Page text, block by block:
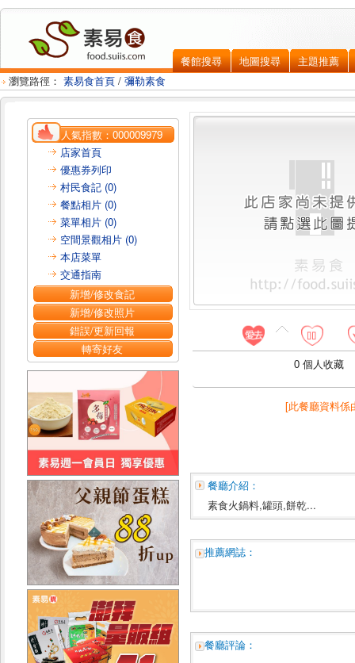
餐館搜尋 地圖搜尋
主題推薦
瀏覽路徑： 素易食首頁 / 彌勒素食
人氣指數：000009979
店家首頁
優惠券列印
村民食記 (0)
餐點相片 (0)
菜單相片 (0)
空間景觀相片 (0)
本店菜單
交通指南
新增/修改食記
新增/修改照片
錯誤/更新回報
轉寄好友
0 個人收藏
[此餐廳資料係
餐廳介紹：
素食火鍋料,罐頭,餅乾...
推薦網誌：
餐廳評論：